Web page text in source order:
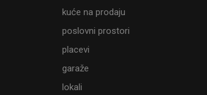
kuće na prodaju
poslovni prostori
placevi
garaže
lokali